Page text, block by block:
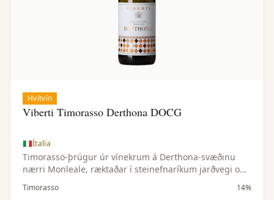
Hvítvín
Viberti Timorasso Derthona DOCG
Ítalía
Timorasso-þrúgur úr vínekrum á Derthona-svæðinu
nærri Monleale, ræktaðar í steinefnaríkum jarðvegi og
hæðóttu örloftslagi. Lítil uppskera gefur þéttan og
vandaðan ávöxt.
Timorasso 14%